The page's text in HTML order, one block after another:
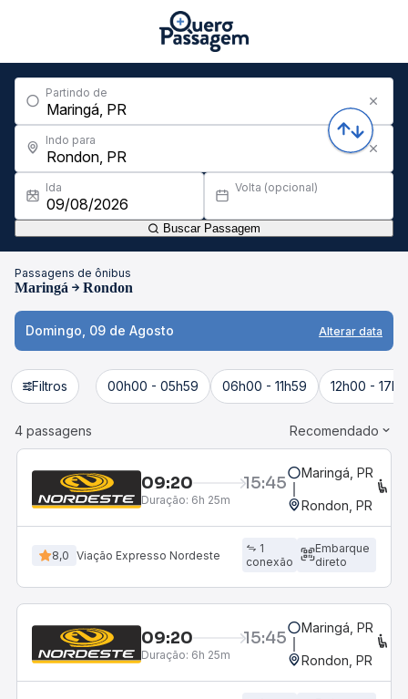
Partindo de
Indo para
Ida Volta (opcional)
Buscar Passagem
Passagens de ônibus
Maringá Rondon
Domingo, 09 de Agosto Alterar data
Filtros 00h00 - 05h59 06h00 - 11h59 12h00 -
4 passagens Recomendado
09:20 15:45
Duração: 6h 25m
Maringá, PR
Rondon, PR
8,0 Viação Expresso Nordeste
1
conexão
Embarque
direto
09:20 15:45
Duração: 6h 25m
Maringá, PR
Rondon, PR